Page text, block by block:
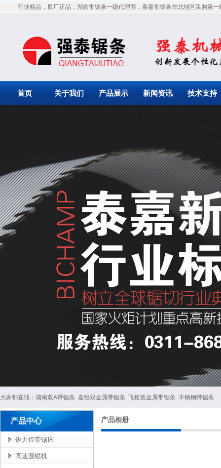
行业精品，原厂正品，湖南带锯条一级代理商，泰嘉带锯条华北地区采购第一
首页 关于我们 产品展示 新闻资讯 技术支持
大家都在找： 湖南双A带锯条 嘉钜双金属带锯条 飞钜双金属带锯条 不锈钢带锯条
产品中心
锯力煌带锯床
高速圆锯机
产品相册